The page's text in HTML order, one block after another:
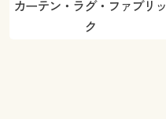
カーテン・ラグ・ファブリッ
ク